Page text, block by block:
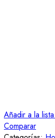
Añadir a la
Comparar